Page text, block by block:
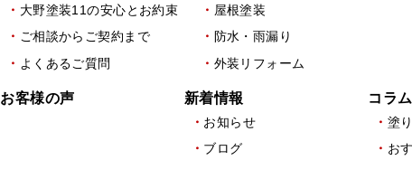
大野塗装11の安心とお約束
ご相談からご契約まで
よくあるご質問
屋根塗装
防水・雨漏り
外装リフォーム
お客様の声 新着情報
お知らせ
ブログ
コラム
塗
お